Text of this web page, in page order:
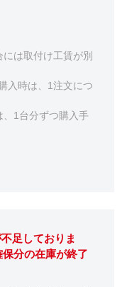
は取付け工賃が別
入時は、1注文につ
1台分ずつ購入手
足しておりま
分の在庫が終了